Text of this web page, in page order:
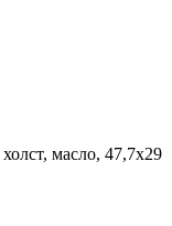
холст, масло, 47,7х29